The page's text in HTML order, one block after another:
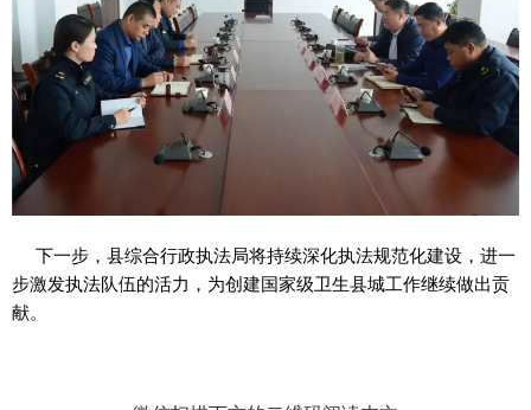
下一步，县综合行政执法局将持续深化执法规范化建设，进一
步激发执法队伍的活力，为创建国家级卫生县城工作继续做出贡
献。